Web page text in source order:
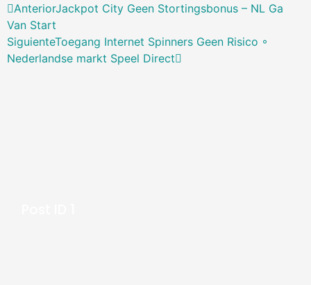
AnteriorJackpot City Geen Stortingsbonus – NL Ga
Van Start
SiguienteToegang Internet Spinners Geen Risico ◦
Nederlandse markt Speel Direct